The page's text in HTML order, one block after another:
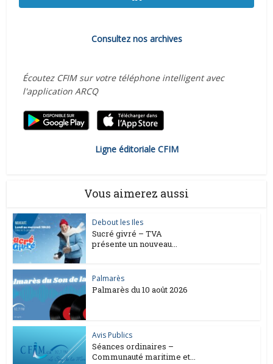
Consultez nos archives
Écoutez CFIM sur votre téléphone intelligent avec
l'application ARCQ
Ligne éditoriale CFIM
Vous aimerez aussi
Debout les Iles
Sucré givré – TVA
présente un nouveau...
Palmarès
Palmarès du 10 août 2026
Avis Publics
Séances ordinaires –
Communauté maritime et...